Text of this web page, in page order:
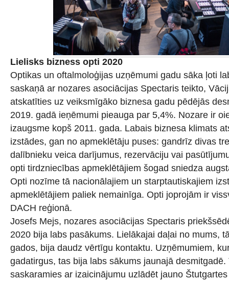
Lielisks bizness opti 2020
Optikas un oftalmoloģijas uzņēmumi gadu sāka ļoti
saskaņā ar nozares asociācijas Spectaris teikto,
atskatīties uz veiksmīgāko biznesa gadu pēdējās
2019. gadā ieņēmumi pieauga par 5,4%. Nozare ir
izaugsme kopš 2011. gada. Labais biznesa klimats
izstādes, gan no apmeklētāju puses: gandrīz divas
dalībnieku veica darījumus, rezervāciju vai
opti tirdzniecības apmeklētājiem šogad sniedza
Opti nozīme tā nacionālajiem un starptautiskajiem
apmeklētājiem paliek nemainīga. Opti joprojām ir
DACH reģionā.
Josefs Mejs, nozares asociācijas Spectaris
2020 bija labs pasākums. Lielākajai daļai no mums,
gados, bija daudz vērtīgu kontaktu. Uzņēmumiem,
gadatirgus, tas bija labs sākums jaunajā desmitgadē.
saskaramies ar izaicinājumu uzlādēt jauno